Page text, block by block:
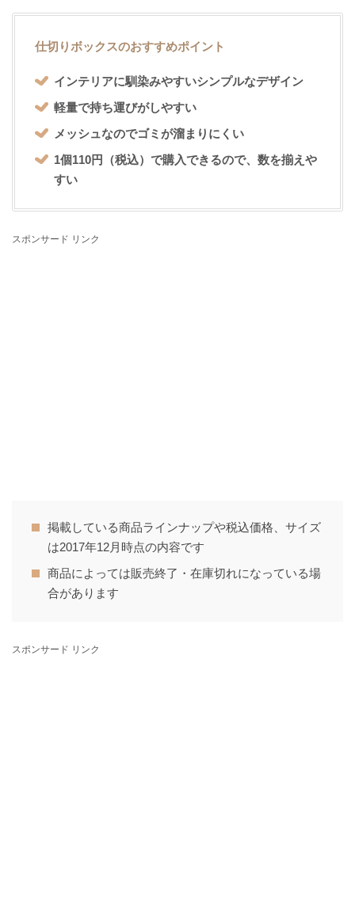
仕切りボックスのおすすめポイント
インテリアに馴染みやすいシンプルなデザイン
軽量で持ち運びがしやすい
メッシュなのでゴミが溜まりにくい
1個110円（税込）で購入できるので、数を揃えや
すい
スポンサード リンク
掲載している商品ラインナップや税込価格、サイズ
は2017年12月時点の内容です
商品によっては販売終了・在庫切れになっている場
合があります
スポンサード リンク